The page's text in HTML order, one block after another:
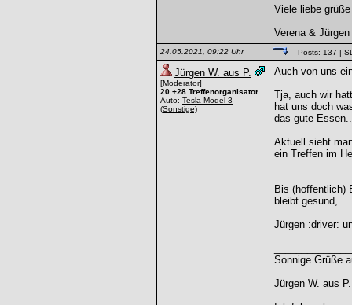
Viele liebe grüße
Verena &
24.05.2021, 09:22 Uhr Posts: 137 |
Jürgen W. aus P.
[Moderator]
20.+28.Treffenorganisator
Auto: Tesla Model 3
(Sonstige)
Auch von uns
Tja, auch wir
hat uns doch
das gute
Aktuell sieht
ein Treffen im
Bis (hoffentlich)
bleibt gesund,
Jürgen :driver:
Sonnige Grüße
Jürgen W. aus P.